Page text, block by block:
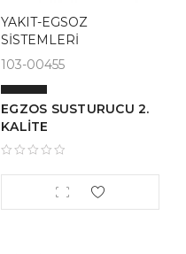
YAKIT-EGSOZ
SİSTEMLERİ
103-00455
EGZOS SUSTURUCU 2.
KALİTE